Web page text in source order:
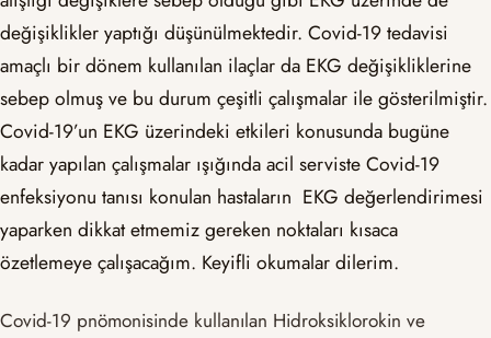
değişiklikler yaptığı düşünülmektedir. Covid-19 tedavisi
amaçlı bir dönem kullanılan ilaçlar da EKG değişikliklerine
sebep olmuş ve bu durum çeşitli çalışmalar ile gösterilmiştir.
Covid-19’un EKG üzerindeki etkileri konusunda bugüne
kadar yapılan çalışmalar ışığında acil serviste Covid-19
enfeksiyonu tanısı konulan hastaların EKG değerlendirimesi
yaparken dikkat etmemiz gereken noktaları kısaca
özetlemeye çalışacağım. Keyifli okumalar dilerim.
Covid-19 pnömonisinde kullanılan Hidroksiklorokin ve